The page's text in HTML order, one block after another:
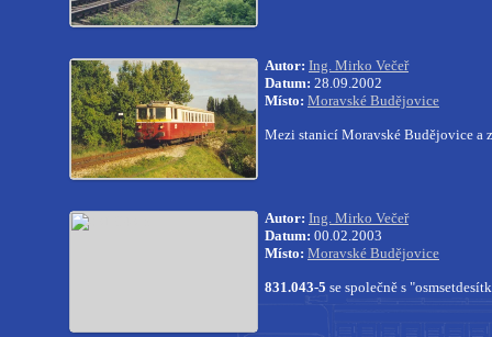
Autor: Ing. Mirko Večeř
Datum: 28.09.2002
Místo: Moravské Budějovice
Mezi stanicí Moravské Budějovice a
Autor: Ing. Mirko Večeř
Datum: 00.02.2003
Místo: Moravské Budějovice
831.043-5 se společně s